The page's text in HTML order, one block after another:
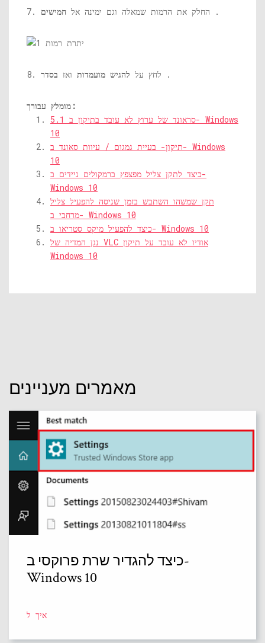
7. החלק את הרמות שמאלה וגם ימינה אל חמישים .
8. לחץ על להגיש מועמדות ואז בסדר .
מומלץ עבורך:
5.1 סראונד של ערוץ לא עובד בתיקון ב- Windows
10
תיקון- בעיית גמגום / עיוות סאונד ב- Windows
10
כיצד לתקן צליל מפצפץ ברמקולים ניידים ב-
Windows 10
תקן שמשהו השתבש בזמן שניסה להפעיל צליל
מרחבי ב- Windows 10
כיצד להפעיל מיקס סטריאו ב- Windows 10
נגן המדיה של VLC אודיו לא עובד על תיקון
Windows 10
מאמרים מעניינים
כיצד להגדיר שרת פרוקסי ב-
Windows 10
איך ל